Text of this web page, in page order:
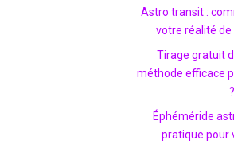
Astro transit :
votre réalité de
Tirage gratuit
méthode efficace
?
Éphéméride
pratique pour